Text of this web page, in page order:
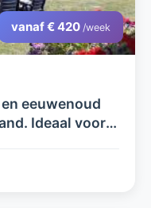
vanaf € 420 /week
eeuwenoud
Ideaal voor